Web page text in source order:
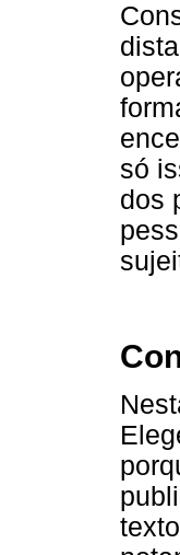
só
dos